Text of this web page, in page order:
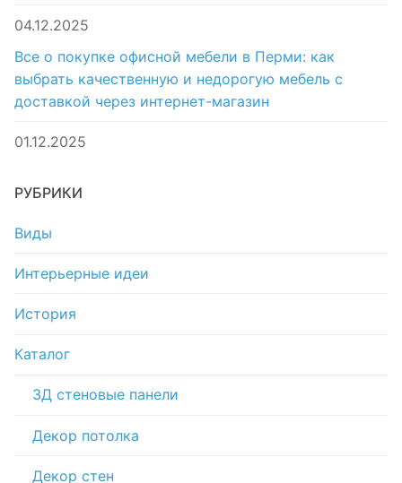
04.12.2025
Все о покупке офисной мебели в Перми: как
выбрать качественную и недорогую мебель с
доставкой через интернет-магазин
01.12.2025
РУБРИКИ
Виды
Интерьерные идеи
История
Каталог
3Д стеновые панели
Декор потолка
Декор стен